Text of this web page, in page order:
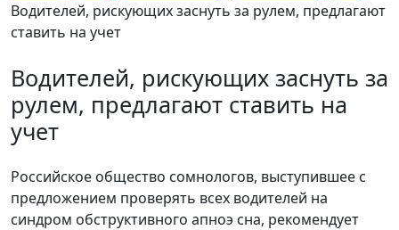
Водителей, рискующих заснуть за рулем, предлагают
ставить на учет
Водителей, рискующих заснуть за
рулем, предлагают ставить на
учет
Российское общество сомнологов, выступившее с
предложением проверять всех водителей на
синдром обструктивного апноэ сна, рекомендует